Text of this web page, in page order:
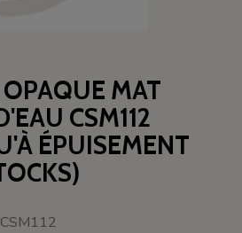
MAT
CSM112
ÉPUISEMENT